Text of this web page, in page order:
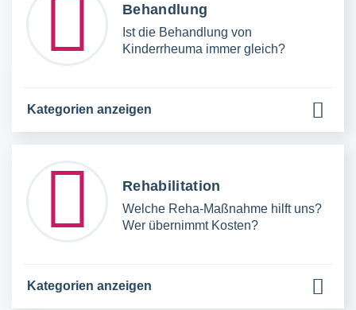
Behandlung
Ist die Behandlung von
Kinderrheuma immer gleich?
Kategorien anzeigen
Rehabilitation
Welche Reha-Maßnahme hilft uns?
Wer übernimmt Kosten?
Kategorien anzeigen